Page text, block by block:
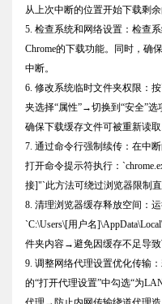
从上次中断的位置开始下载剩余
5. 检查系统和网络设置：检查
Chrome的下载功能。同时，确
中断。
6. 修改系统临时文件夹权限：
夹选择“属性”→切换到“安全”
确保下载缓存文件可被重新读取
7. 通过命令行强制续传：在中
打开命令提示符执行：
接]"`此方法可绕过浏览器限制直
8. 清理浏览器缓存释放空间：
`C:\Users\[用户名
件夹内容→避免因缓存不足导致
9. 调整网络代理设置优化传输
的“打开代理设置”中勾选“为